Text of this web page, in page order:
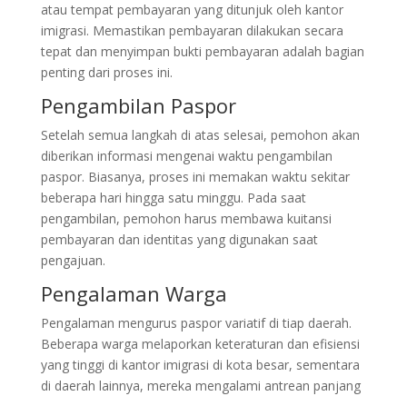
atau tempat pembayaran yang ditunjuk oleh kantor
imigrasi. Memastikan pembayaran dilakukan secara
tepat dan menyimpan bukti pembayaran adalah bagian
penting dari proses ini.
Pengambilan Paspor
Setelah semua langkah di atas selesai, pemohon akan
diberikan informasi mengenai waktu pengambilan
paspor. Biasanya, proses ini memakan waktu sekitar
beberapa hari hingga satu minggu. Pada saat
pengambilan, pemohon harus membawa kuitansi
pembayaran dan identitas yang digunakan saat
pengajuan.
Pengalaman Warga
Pengalaman mengurus paspor variatif di tiap daerah.
Beberapa warga melaporkan keteraturan dan efisiensi
yang tinggi di kantor imigrasi di kota besar, sementara
di daerah lainnya, mereka mengalami antrean panjang